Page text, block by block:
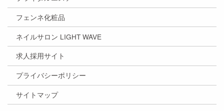
フェンネ化粧品
ネイルサロン LIGHT WAVE
求人採用サイト
プライバシーポリシー
サイトマップ